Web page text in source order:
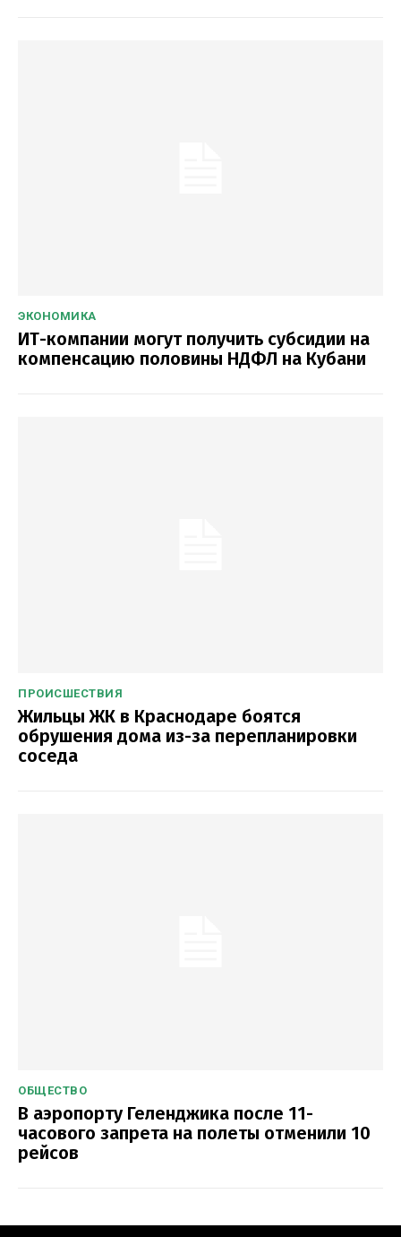
ЭКОНОМИКА
ИТ-компании могут получить субсидии на
компенсацию половины НДФЛ на Кубани
ПРОИСШЕСТВИЯ
Жильцы ЖК в Краснодаре боятся
обрушения дома из-за перепланировки
соседа
ОБЩЕСТВО
В аэропорту Геленджика после 11-
часового запрета на полеты отменили 10
рейсов